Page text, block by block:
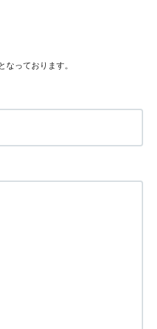
っております。